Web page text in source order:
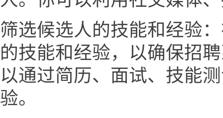
筛选候选人的技能和经验
的技能和经验，以确保招
以通过简历、面试、技能
验。